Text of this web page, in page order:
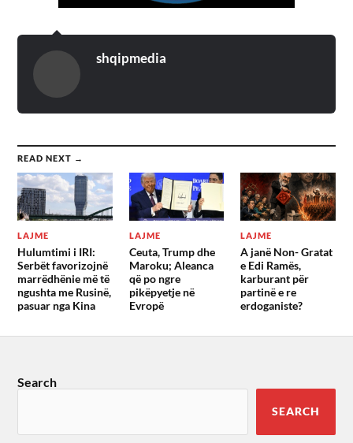
shqipmedia
READ NEXT →
LAJME
Hulumtimi i IRI:
Serbët favorizojnë
marrëdhënie më të
ngushta me Rusinë,
pasuar nga Kina
LAJME
Ceuta, Trump dhe
Maroku; Aleanca
që po ngre
pikëpyetje në
Evropë
LAJME
A janë Non- Gratat
e Edi Ramës,
karburant për
partinë e re
erdoganiste?
Search
SEARCH